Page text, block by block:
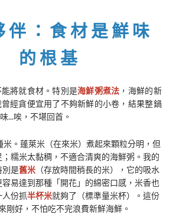
伴：食材是鮮味
的根基
將就食材。特別是海鮮粥煮法 ，海鮮的新
經貪便宜用了不夠新鮮的小卷，結果整鍋
...唉，不堪回首。
米。蓬萊米（在來米）煮起來顆粒分明，但
糯米太黏稠，不適合清爽的海鮮粥。我的
別是舊米 （存放時間稍長的米），它的吸水
易達到那種「開花」的綿密口感，米香也
人份抓半杯米就夠了（標準量米杯）。這份
剛好，不怕吃不完浪費新鮮海鮮。